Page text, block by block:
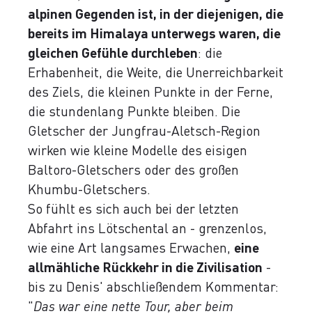
alpinen Gegenden ist, in der diejenigen, die
bereits im Himalaya unterwegs waren, die
gleichen Gefühle durchleben: die
Erhabenheit, die Weite, die Unerreichbarkeit
des Ziels, die kleinen Punkte in der Ferne,
die stundenlang Punkte bleiben. Die
Gletscher der Jungfrau-Aletsch-Region
wirken wie kleine Modelle des eisigen
Baltoro-Gletschers oder des großen
Khumbu-Gletschers.
So fühlt es sich auch bei der letzten
Abfahrt ins Lötschental an - grenzenlos,
wie eine Art langsames Erwachen, eine
allmähliche Rückkehr in die Zivilisation -
bis zu Denis' abschließendem Kommentar:
"Das war eine nette Tour, aber beim